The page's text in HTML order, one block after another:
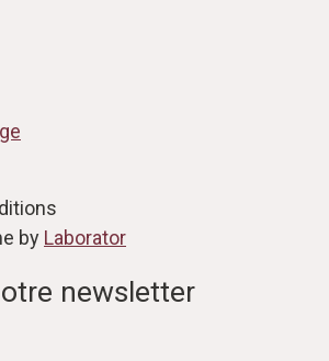
by Laborator
newsletter